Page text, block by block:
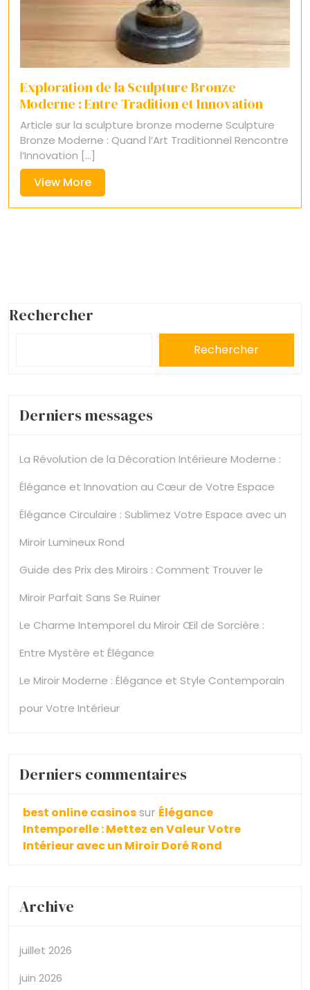
Exploration de la Sculpture Bronze
Moderne : Entre Tradition et Innovation
Article sur la sculpture bronze moderne Sculpture
Bronze Moderne : Quand l’Art Traditionnel Rencontre
l’Innovation [...]
View MoreView
More
Rechercher
Rechercher
Derniers messages
La Révolution de la Décoration Intérieure Moderne :
Élégance et Innovation au Cœur de Votre Espace
Élégance Circulaire : Sublimez Votre Espace avec un
Miroir Lumineux Rond
Guide des Prix des Miroirs : Comment Trouver le
Miroir Parfait Sans Se Ruiner
Le Charme Intemporel du Miroir Œil de Sorcière :
Entre Mystère et Élégance
Le Miroir Moderne : Élégance et Style Contemporain
pour Votre Intérieur
Derniers commentaires
best online casinossur Élégance
Intemporelle : Mettez en Valeur Votre
Intérieur avec un Miroir Doré Rond
Archive
juillet 2026
juin 2026